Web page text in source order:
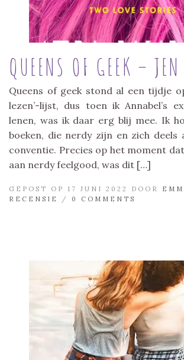
QUEENS OF GEEK –
Queens of geek stond al een tijdje
lezen’-lijst, dus toen ik Annabel’s
lenen, was ik daar erg blij mee. Ik
boeken, die nerdy zijn en zich deels
conventie. Precies op het moment
aan nerdy feelgood, was dit […]
GEPOST OP 17 JUNI 2022 DOOR
RECENSIE
/ 0 COMMENTS